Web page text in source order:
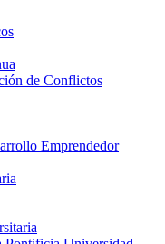
de Conflictos
Emprendedor